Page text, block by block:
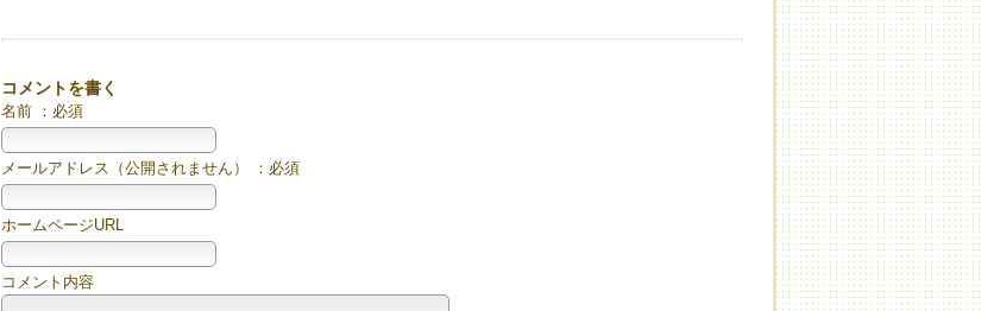
コメントを書く
名前 ：必須
メールアドレス（公開されません） ：必須
ホームページURL
コメント内容